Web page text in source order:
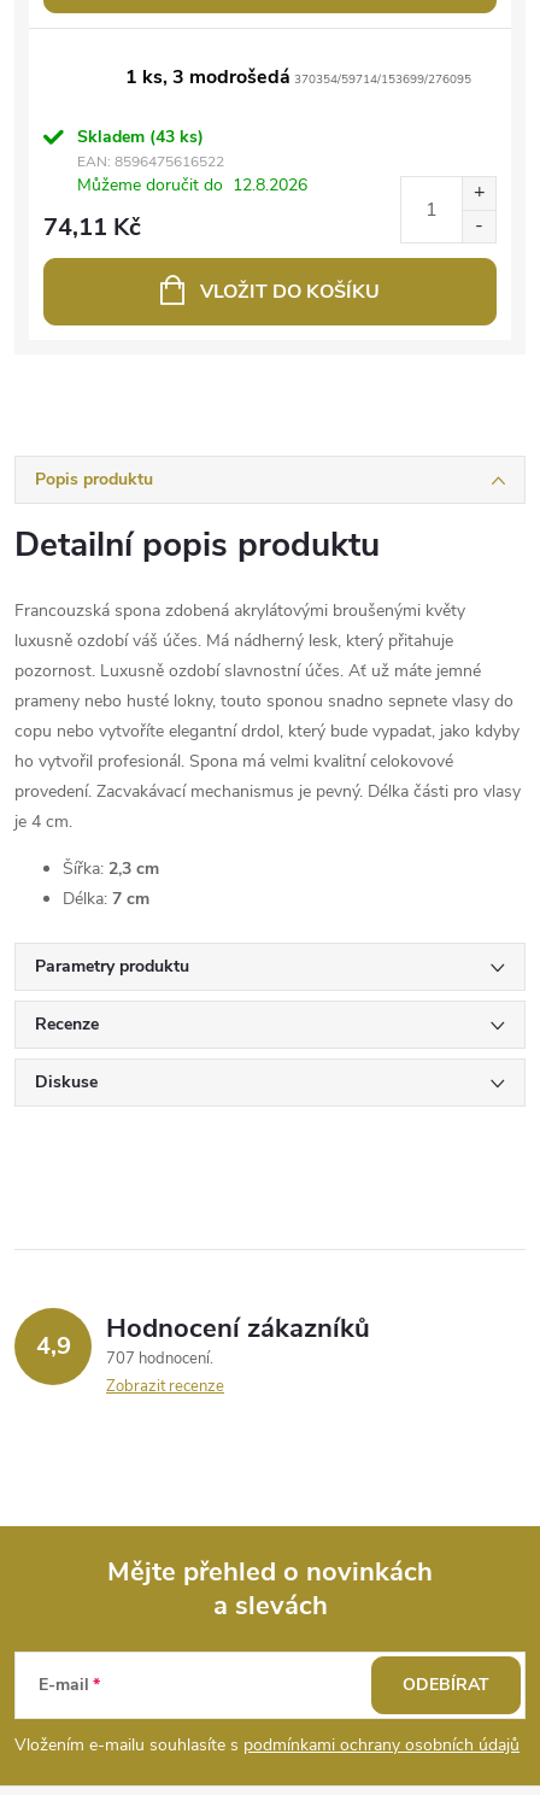
1 ks, 3 modrošedá 370354/59714/153699/276095
Skladem (43 ks)
EAN: 8596475616522
Můžeme doručit do 12.8.2026
74,11 Kč
VLOŽIT DO KOŠÍKU
Popis produktu
Detailní popis produktu
Francouzská spona zdobená akrylátovými broušenými květy
luxusně ozdobí váš účes. Má nádherný lesk, který přitahuje
pozornost. Luxusně ozdobí slavnostní účes. Ať už máte jemné
prameny nebo husté lokny, touto sponou snadno sepnete vlasy do
copu nebo vytvoříte elegantní drdol, který bude vypadat, jako kdyby
ho vytvořil profesionál. Spona má velmi kvalitní celokovové
provedení. Zacvakávací mechanismus je pevný. Délka části pro vlasy
je 4 cm.
Šířka: 2,3 cm
Délka: 7 cm
Parametry produktu
Recenze
Diskuse
4,9 Hodnocení zákazníků
707 hodnocení
Zobrazit recenze
p
Mějte přehled o novinkách
a slevách
E-mail
Vložením e-mailu souhlasíte s podmínkami ochrany osobních údajů
ODEBÍRAT